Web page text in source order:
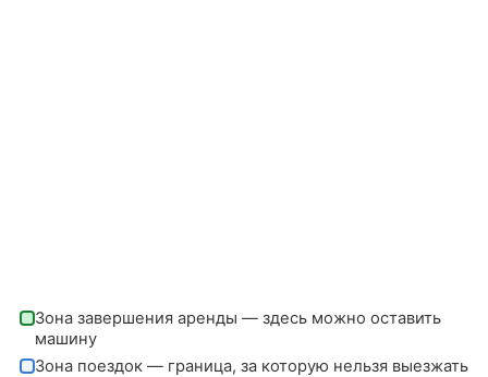
Зона завершения аренды — здесь можно оставить
машину
Зона поездок — граница, за которую нельзя выезжать